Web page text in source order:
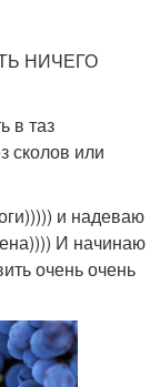
НИЧЕГО
в таз
сколов или
и надеваю
И начинаю
очень очень